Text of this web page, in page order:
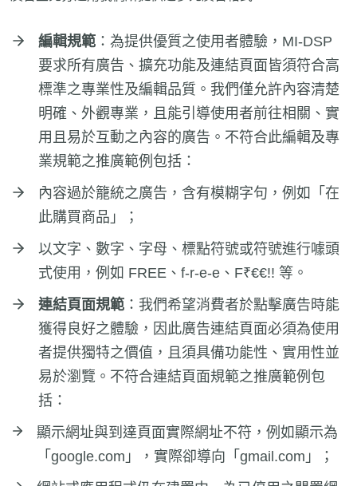
編輯規範 ：為提供優質之使用者體驗，MI-DSP
要求所有廣告、擴充功能及連結頁面皆須符合高
標準之專業性及編輯品質。我們僅允許內容清楚
明確、外觀專業，且能引導使用者前往相關、實
用且易於互動之內容的廣告。不符合此編輯及專
業規範之推廣範例包括：
內容過於籠統之廣告，含有模糊字句，例如「在
此購買商品」；
以文字、數字、字母、標點符號或符號進行噱頭
式使用，例如 FREE、f-r-e-e、F₹€€!! 等。
連結頁面規範 ：我們希望消費者於點擊廣告時能
獲得良好之體驗，因此廣告連結頁面必須為使用
者提供獨特之價值，且須具備功能性、實用性並
易於瀏覽。不符合連結頁面規範之推廣範例包
括：
顯示網址與到達頁面實際網址不符，例如顯示為
「google.com」，實際卻導向「gmail.com」；